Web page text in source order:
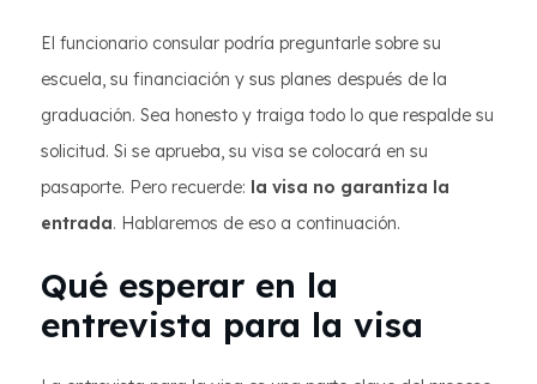
El funcionario consular podría preguntarle sobre su
escuela, su financiación y sus planes después de la
graduación. Sea honesto y traiga todo lo que respalde su
solicitud. Si se aprueba, su visa se colocará en su
pasaporte. Pero recuerde: la visa no garantiza la
entrada. Hablaremos de eso a continuación.
Qué esperar en la
entrevista para la visa